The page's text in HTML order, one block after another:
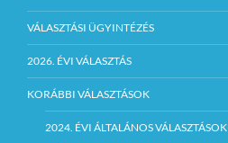
VÁLASZTÁSI ÜGYINTÉZÉS
2026. ÉVI VÁLASZTÁS
KORÁBBI VÁLASZTÁSOK
2024. ÉVI ÁLTALÁNOS VÁLASZTÁSOK